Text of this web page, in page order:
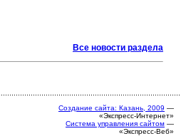
Все новости раздела
Создание сайта: Казань, 2009 —
«Экспресс-Интернет»
Система управления сайтом —
«Экспресс-Веб»